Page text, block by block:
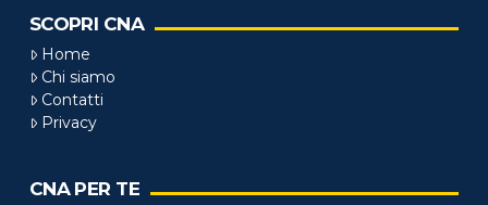
SCOPRI CNA
Home
Chi siamo
Contatti
Privacy
CNA PER TE